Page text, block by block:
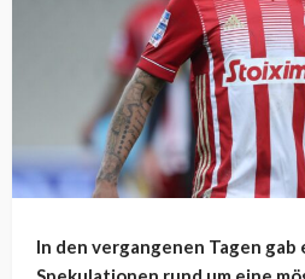
In den vergangenen Tagen